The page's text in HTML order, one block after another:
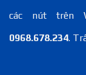
các nút trên
0968.678.234.